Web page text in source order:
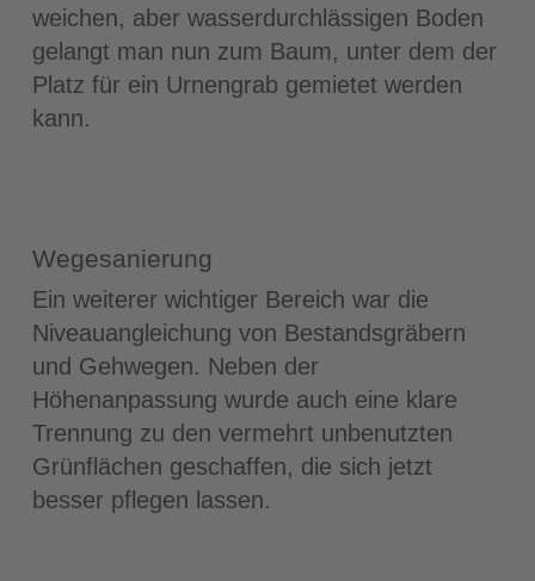
weichen, aber wasserdurchlässigen Boden
gelangt man nun zum Baum, unter dem der
Platz für ein Urnengrab gemietet werden
kann.
Wegesanierung
Ein weiterer wichtiger Bereich war die
Niveauangleichung von Bestandsgräbern
und Gehwegen. Neben der
Höhenanpassung wurde auch eine klare
Trennung zu den vermehrt unbenutzten
Grünflächen geschaffen, die sich jetzt
besser pflegen lassen.